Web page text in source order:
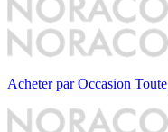
Acheter par Occasion Toute